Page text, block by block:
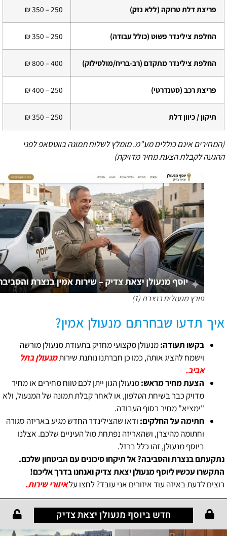
פריצת דלת טרוקה (ללא נזק) 250 – 350 ₪
החלפת צילינדר פשוט (כולל עבודה) 250 – 350 ₪
החלפת צילינדר מתקדם (רב-בריח/מולטילוק) 400 – 800 ₪
פריצת רכב (סטנדרטי) 250 – 400 ₪
תיקון / כיוון דלת 250 – 350 ₪
(המחירים אינם כוללים מע"מ. מומלץ לשלוח תמונה בווטסאפ לפני
ההגעה לקבלת הצעת מחיר מדויקת)
פורץ מנעולים בנצרת (1)
איך תדעו שבחרתם מנעולן אמין?
בקשו תעודה:מנעולן מקצועי מחזיק בתעודת מנעולן מורשה
וישמח להציג אותה, כמו כן חברתנו נותנת שירותמנעולן בתל
אביב.
הצעת מחיר מראש:מנעולן הגון ייתן לכם טווח מחירים או מחיר
מדויק כבר בשיחת הטלפון, או לאחר קבלת תמונה של המנעול, ולא
"ימציא" מחיר בסוף העבודה.
חתימה על החלקים: ודאו שהצילינדר החדש מגיע באריזה סגורה
וחתומה מהיצרן, ושהאריזה נפתחת מול העיניים שלכם. אצלנו
ביוסף מנעולן, זהו כלל ברזל.
נתקעתם בנצרת והסביבה? אל תיקחו סיכונים עם הביטחון שלכם.
התקשרו עכשיו ליוסף מנעולן יצאת צדיק ואנחנו בדרך אליכם!
רוצים לדעת באיזה עוד איזורים אני עובד? לחצו עלאיזורי שירות.
חדש ביוסף מנעולן יצאת צדיק